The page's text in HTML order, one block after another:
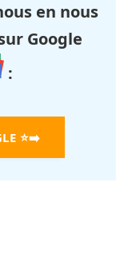
en nous
Google
:
⭐➡️